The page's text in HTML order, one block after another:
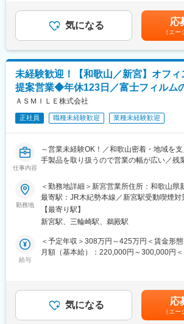
・成果とプロセスが評価される明確な評価
の昇進・昇格制度により、スピード感をも
・社会貢献性の高い介護業界にてトップ級
がり。2030年に業界No.1になることを目
変更の範囲：会社の定める業務
介護用品等の提供を行うケアマネージャー
て、課題解決のための提案をお任せ。
ケアマネや実際に介護用品を使用する個人
■業務詳細
・既存顧客のケアマネ（約40～50名）への
に、信頼関係を深めながら潜在ニーズを発掘
・利用者宅への訪問を通じて介護用品の使
マネへ最適な改善提案を実施
・地域の居宅介護支援事業所などへ訪問し
規のケアマネ（5～10名）を開拓
■働き方の魅力
60％以上
⇒月に1～3回程度で土日祝の出勤はありま
休を取得しています。
⇒チームで代理対応をするため、休日対応
けられています。
と密なコミュニケーションを行いながら段
＜OJT＞所長や先輩だけではなく、本部ス
など入社後もしっかりフォロー
収・営業リーダー：入社3年目625万（月給
当）・所長：入社5年目760万（月給44万
あくまでも目安の金額であり、選考を通じ
ります。月給(月額)は固定手当を含めた表
気になる 応
（エー
未経験歓迎！【和歌山／新宮】オフィ
提案営業◆年休123日／富士フィルム
ＡＳＭＩＬＥ株式会社
正社員 職種未経験歓迎 業種未経験歓迎
仕事内容
～営業未経験OK！／和歌山密着・地域を
手製品を取り扱うので営業の幅が広い／残
■業務内容：
・和歌山県内の既存顧客へのルート営業（
など）を担当いただきます。
■具体的には…
・定期訪問（お客様の業務状況やお困りご
・トラブル対応
※既存営業9割、新規営業1割
※基本的にテレアポ業務・飛込営業は発生
勤務地
＜勤務地詳細＞新宮営業所住所：和歌山県
最寄駅：JR木紀勢本線／新宮駅受動喫煙
所あり変更の範囲：会社の定める事業所
【最寄り駅】
新宮駅、三輪崎駅、鵜殿駅
給与
＜予定年収＞308万円～425万円＜賃金形
月額（基本給）：220,000円～300,000円
は固定手当を含めた表記です。
気になる 応
（エー